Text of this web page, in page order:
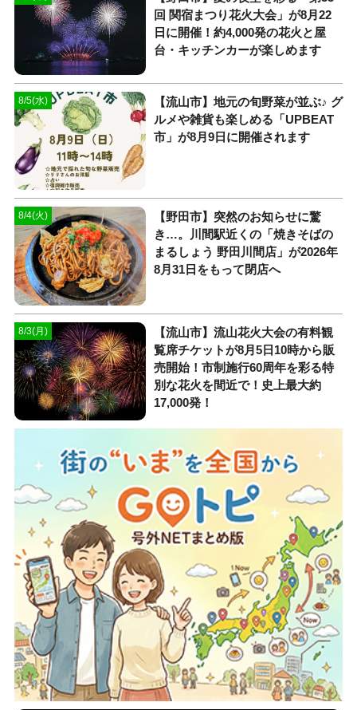
回 関宿まつり花火大会」が8月22
日に開催！約4,000発の花火と屋
台・キッチンカーが楽しめます
8/5(水)
【流山市】地元の旬野菜が並ぶ♪ グ
ルメや雑貨も楽しめる「UPBEAT
市」が8月9日に開催されます
8/4(火)
【野田市】突然のお知らせに驚
き…。川間駅近くの「焼きそばの
まるしょう 野田川間店」が2026年
8月31日をもって閉店へ
8/3(月)
【流山市】流山花火大会の有料観
覧席チケットが8月5日10時から販
売開始！市制施行60周年を彩る特
別な花火を間近で！史上最大約
17,000発！